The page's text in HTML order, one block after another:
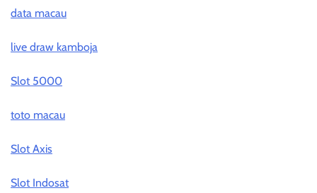
data macau
live draw kamboja
Slot 5000
toto macau
Slot Axis
Slot Indosat